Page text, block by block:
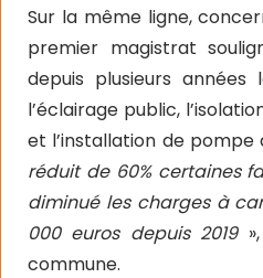
Sur la même ligne,
premier magistrat
depuis plusieurs
l’éclairage public,
et l’installation de pompe
réduit de 60% certaines
diminué les charges à
000 euros depuis 2019
commune.